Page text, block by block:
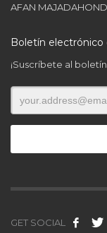
AFAN
Boletín electrónico
¡Suscríbete al
GET SOCIAL